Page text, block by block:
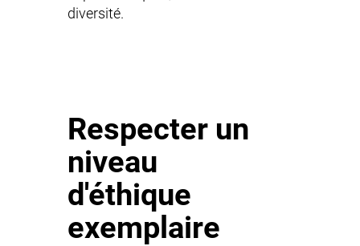
diversité.
Respecter un
niveau
d'éthique
exemplaire